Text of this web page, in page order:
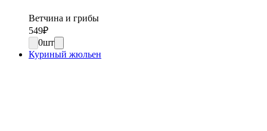
Ветчина и грибы
549₽
0шт
Куриный жюльен